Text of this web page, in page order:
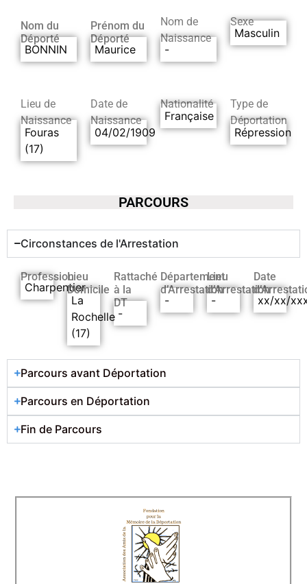
Nom du
Déporté
BONNIN
Prénom du
Déporté
Maurice
Nom de
Naissance
-
Sexe
Masculin
Lieu de
Naissance
Fouras
(17)
Date de
Naissance
04/02/1909
Nationalité
Française
Type de
Déportation
Répression
PARCOURS
Circonstances de l'Arrestation
Profession
Charpentier
Lieu
Domicile
La
Rochelle
(17)
Rattaché
à la
DT
-
Département
d’Arrestation
-
Lieu
d’Arrestation
-
Date
xx/xx/
Parcours avant Déportation
Parcours en Déportation
Fin de Parcours